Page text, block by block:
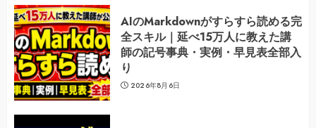
AIのMarkdownがすらすら読める完
全スキル｜延べ15万人に教えた講
師の記号事典・実例・早見表全部入
り
2026年8月6日